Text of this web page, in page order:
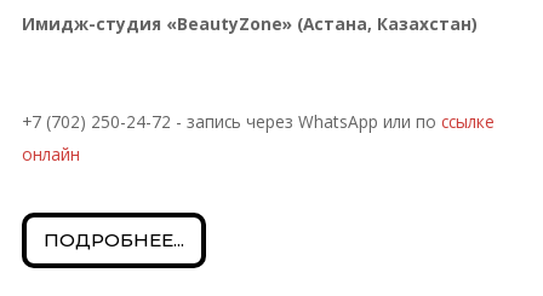
Имидж-студия «BeautyZone» (Астана, Казахстан)
+7 (702) 250-24-72 - запись через WhatsApp или по ссылке
онлайн
ПОДРОБНЕЕ...